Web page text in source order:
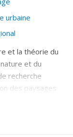
urbaine
et la théorie du
et du
recherche
des paysages
et le